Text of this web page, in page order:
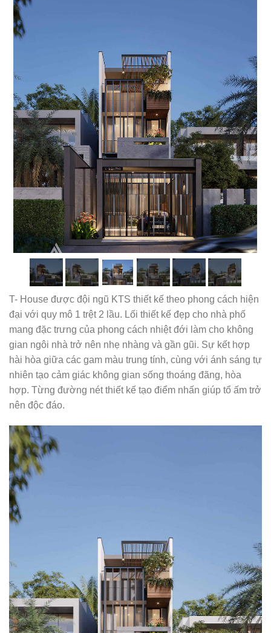
T- House được đội ngũ KTS thiết kế theo phong cách hiện
đại với quy mô 1 trệt 2 lầu. Lối thiết kế đẹp cho nhà phố
mang đặc trưng của phong cách nhiệt đới làm cho không
gian ngôi nhà trở nên nhẹ nhàng và gần gũi. Sự kết hợp
hài hòa giữa các gam màu trung tính, cùng với ánh sáng tự
nhiên tạo cảm giác không gian sống thoáng đãng, hòa
hợp. Từng đường nét thiết kế tạo điểm nhấn giúp tổ ấm trở
nên độc đáo.